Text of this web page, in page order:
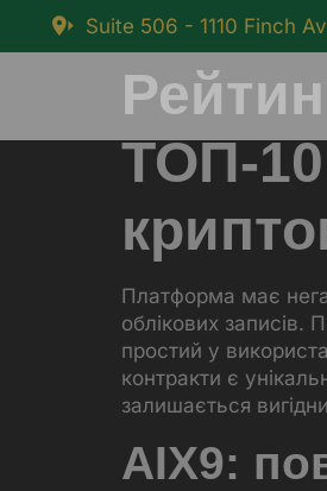
Suite 506 - 1110 Finch
ТОП-10
Платформа має
облікових записів.
простий у
контракти є
залишається
AIX9: